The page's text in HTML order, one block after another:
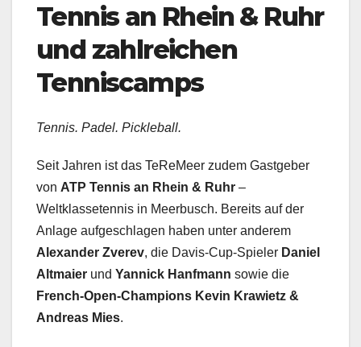
Tennis an Rhein & Ruhr
und zahlreichen
Tenniscamps
Tennis. Padel. Pickleball.
Seit Jahren ist das TeReMeer zudem Gastgeber
von ATP Tennis an Rhein & Ruhr –
Weltklassetennis in Meerbusch. Bereits auf der
Anlage aufgeschlagen haben unter anderem
Alexander Zverev, die Davis-Cup-Spieler Daniel
Altmaier und Yannick Hanfmann sowie die
French-Open-Champions Kevin Krawietz &
Andreas Mies.